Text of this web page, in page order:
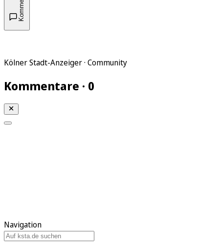
Kölner Stadt-Anzeiger · Community
Kommentare · 0
Navigation